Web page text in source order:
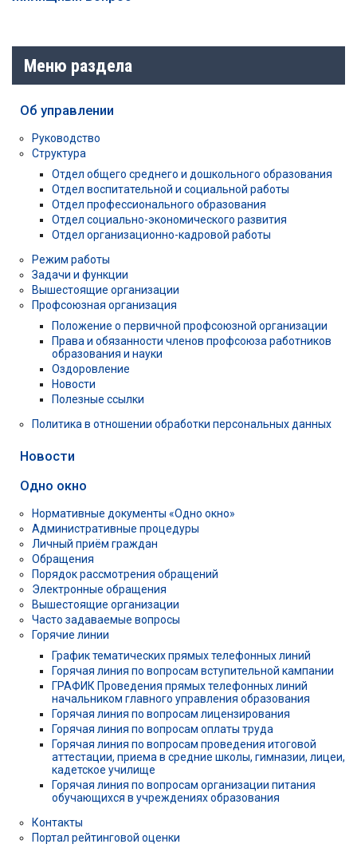
Меню раздела
Об управлении
Руководство
Структура
Отдел общего среднего и дошкольного образования
Отдел воспитательной и социальной работы
Отдел профессионального образования
Отдел социально-экономического развития
Отдел организационно-кадровой работы
Режим работы
Задачи и функции
Вышестоящие организации
Профсоюзная организация
Положение о первичной профсоюзной организации
Права и обязанности членов профсоюза работников
образования и науки
Оздоровление
Новости
Полезные ссылки
Политика в отношении обработки персональных данных
Новости
Одно окно
Нормативные документы «Одно окно»
Административные процедуры
Личный приём граждан
Обращения
Порядок рассмотрения обращений
Электронные обращения
Вышестоящие организации
Часто задаваемые вопросы
Горячие линии
График тематических прямых телефонных линий
Горячая линия по вопросам вступительной кампании
ГРАФИК Проведения прямых телефонных линий
начальником главного управления образования
Горячая линия по вопросам лицензирования
Горячая линия по вопросам оплаты труда
Горячая линия по вопросам проведения итоговой
аттестации, приема в средние школы, гимназии, лицеи,
кадетское училище
Горячая линия по вопросам организации питания
обучающихся в учреждениях образования
Контакты
Портал рейтинговой оценки